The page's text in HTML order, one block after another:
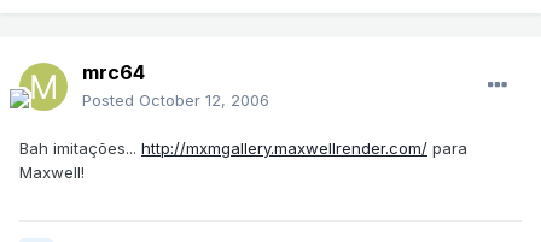
mrc64
Posted October 12, 2006
Bah imitações... http://mxmgallery.maxwellrender.com/ para
Maxwell!